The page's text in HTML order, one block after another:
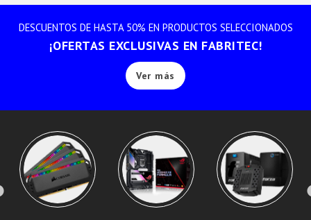
DESCUENTOS DE HASTA 50% EN PRODUCTOS SELECCIONADOS
¡OFERTAS EXCLUSIVAS EN FABRITEC!
Ver más